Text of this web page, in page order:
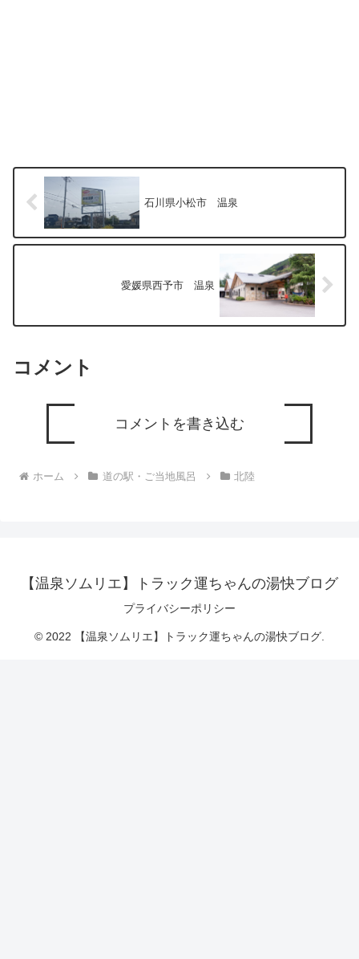
石川県小松市 温泉
愛媛県西予市 温泉
コメント
コメントを書き込む
ホーム 道の駅・ご当地風呂 北陸
【温泉ソムリエ】トラック運ちゃんの湯快ブログ
プライバシーポリシー
© 2022 【温泉ソムリエ】トラック運ちゃんの湯快ブログ.